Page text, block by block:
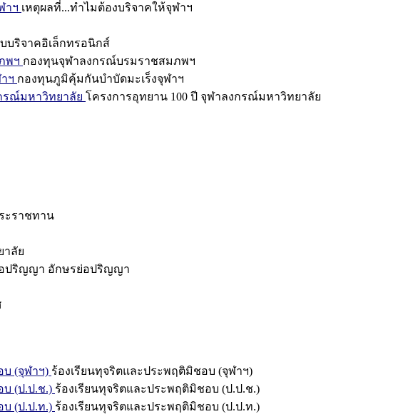
าฯ เหตุผลที่...ทำไมต้องบริจาคให้จุฬาฯ
บริจาคอิเล็กทรอนิกส์
พฯ กองทุนจุฬาลงกรณ์บรมราชสมภพฯ
ฯ กองทุนภูมิคุ้มกันบำบัดมะเร็งจุฬาฯ
รณ์มหาวิทยาลัย โครงการอุทยาน 100 ปี จุฬาลงกรณ์มหาวิทยาลัย
ะราชทาน
าลัย
ปริญญา อักษรย่อปริญญา
บ (จุฬาฯ) ร้องเรียนทุจริตและประพฤติมิชอบ (จุฬาฯ)
บ (ป.ป.ช.) ร้องเรียนทุจริตและประพฤติมิชอบ (ป.ป.ช.)
บ (ป.ป.ท.) ร้องเรียนทุจริตและประพฤติมิชอบ (ป.ป.ท.)